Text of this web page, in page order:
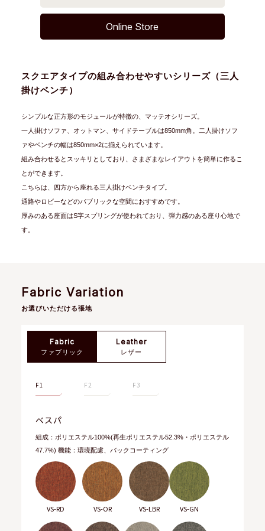
Online Store
スクエアタイプの組み合わせやすいシリーズ（三人
掛けベンチ）
シンプルな正方形のモジュールが特徴の、マッテオシリーズ。
一人掛けソファ、オットマン、サイドテーブルは850mm角。二人掛けソフ
ァやベンチの幅は850mm×2に揃えられています。
組み合わせるとスッキリとしており、さまざまなレイアウトを簡単に作るこ
とができます。
こちらは、四方から座れる三人掛けベンチタイプ。
通路やロビーなどのパブリックな空間におすすめです。
厚みのある座面はS字スプリングが使われており、弾力感のある座り心地で
す。
Fabric Variation
お選びいただける張地
Fabric
ファブリック
Leather
レザー
F1 F2 F3
ベスパ
組成：ポリエステル100%(再生ポリエステル52.3%・ポリエステル
47.7%) 機能：環境配慮、バックコーティング
VS-RD VS-OR VS-LBR VS-GN